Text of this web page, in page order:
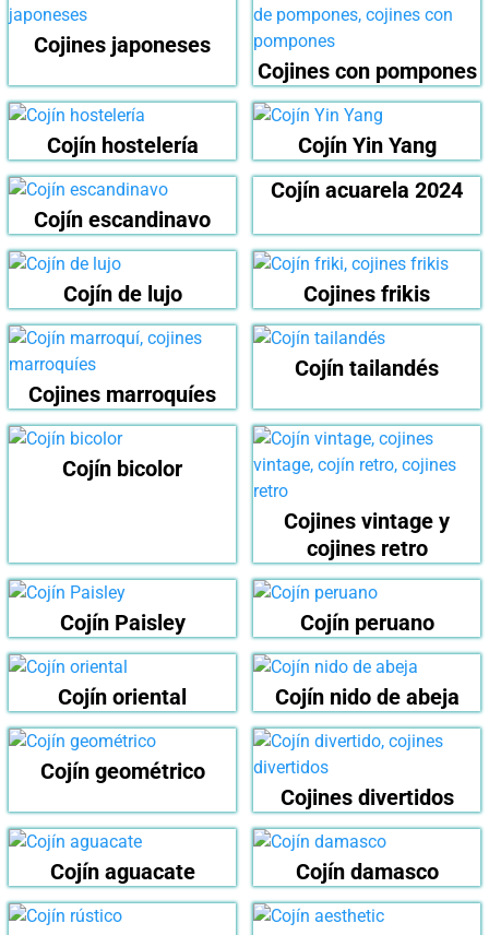
Cojines japoneses
Cojines con pompones
Cojín hostelería Cojín Yin Yang
Cojín escandinavo
Cojín acuarela 2024
Cojín de lujo Cojines frikis
Cojines marroquíes
Cojín tailandés
Cojín bicolor
Cojines vintage y
cojines retro
Cojín Paisley Cojín peruano
Cojín oriental Cojín nido de abeja
Cojín geométrico
Cojines divertidos
Cojín aguacate Cojín damasco